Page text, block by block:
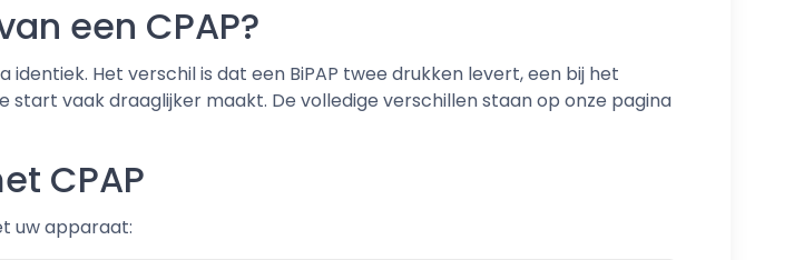
een CPAP?
Het verschil is dat een BiPAP twee drukken levert, een bij het
vaak draaglijker maakt. De volledige verschillen staan op onze pagina
CPAP
uw apparaat: